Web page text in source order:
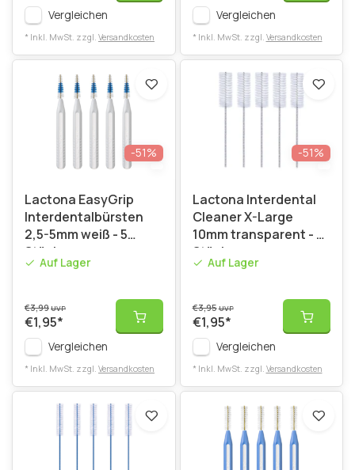
Vergleichen
* Inkl. MwSt. zzgl. Versandkosten
Vergleichen
* Inkl. MwSt. zzgl. Versandkosten
-51%
Lactona EasyGrip
Interdentalbürsten
2,5-5mm weiß - 5
Stück
Auf Lager
€3,99UVP
€1,95*
Vergleichen
* Inkl. MwSt. zzgl. Versandkosten
-51%
Lactona Interdental
Cleaner X-Large
10mm transparent - 5
Stück
Auf Lager
€3,95UVP
€1,95*
Vergleichen
* Inkl. MwSt. zzgl. Versandkosten